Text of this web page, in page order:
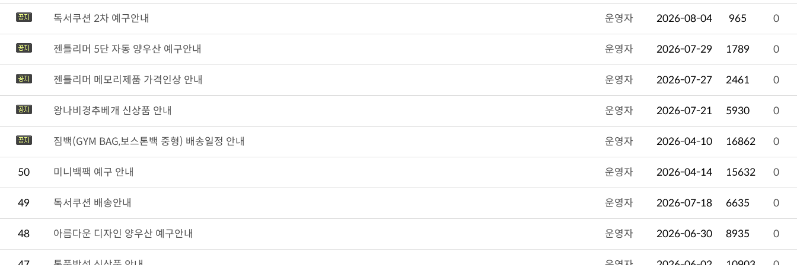
독서쿠션 2차 예구안내 운영자 2026-08-04 965 0
젠틀리머 5단 자동 양우산 예구안내 운영자 2026-07-29 1789 0
젠틀리머 메모리제품 가격인상 안내 운영자 2026-07-27 2461 0
왕나비경추베개 신상품 안내 운영자 2026-07-21 5930 0
짐백(GYM BAG,보스톤백 중형) 배송일정 안내 운영자 2026-04-10 16862 0
50 미니백팩 예구 안내 운영자 2026-04-14 15632 0
49 독서쿠션 배송안내 운영자 2026-07-18 6635 0
48 아름다운 디자인 양우산 예구안내 운영자 2026-06-30 8935 0